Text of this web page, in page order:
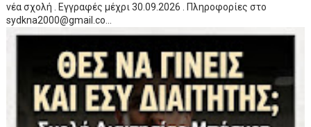
νέα σχολή . Εγγραφές μέχρι 30.09.2026 . Πληροφορίες στο
sydkna2000@gmail.co...